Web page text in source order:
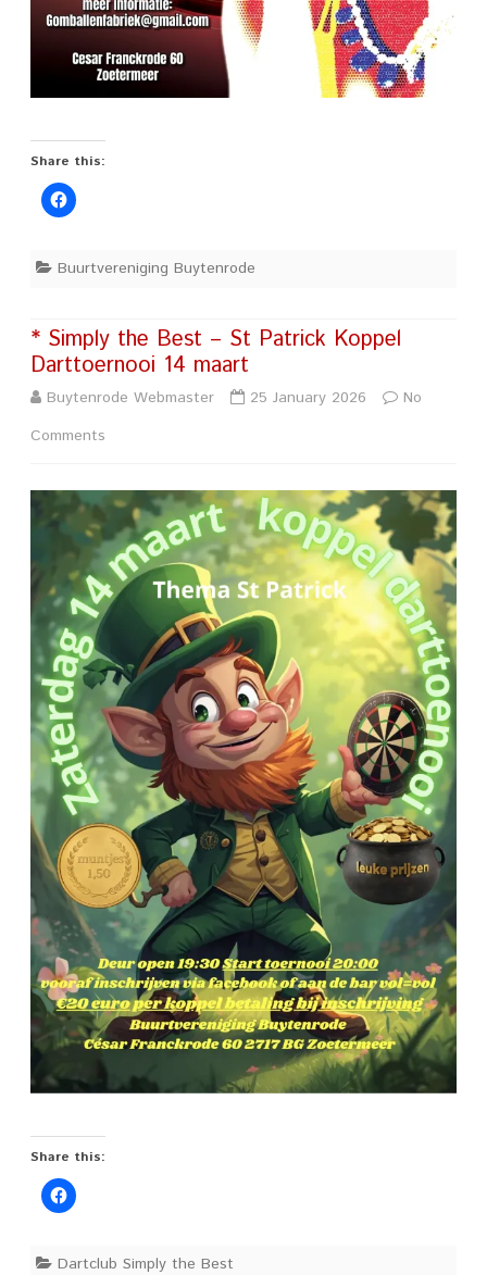
Share this:
Buurtvereniging Buytenrode
* Simply the Best – St Patrick Koppel
Darttoernooi 14 maart
Buytenrode Webmaster 25 January 2026
No
Comments
Simply
the
Best
–
St
Patrick
Koppel
Darttoernooi
14
maart
Share this:
Dartclub Simply the Best